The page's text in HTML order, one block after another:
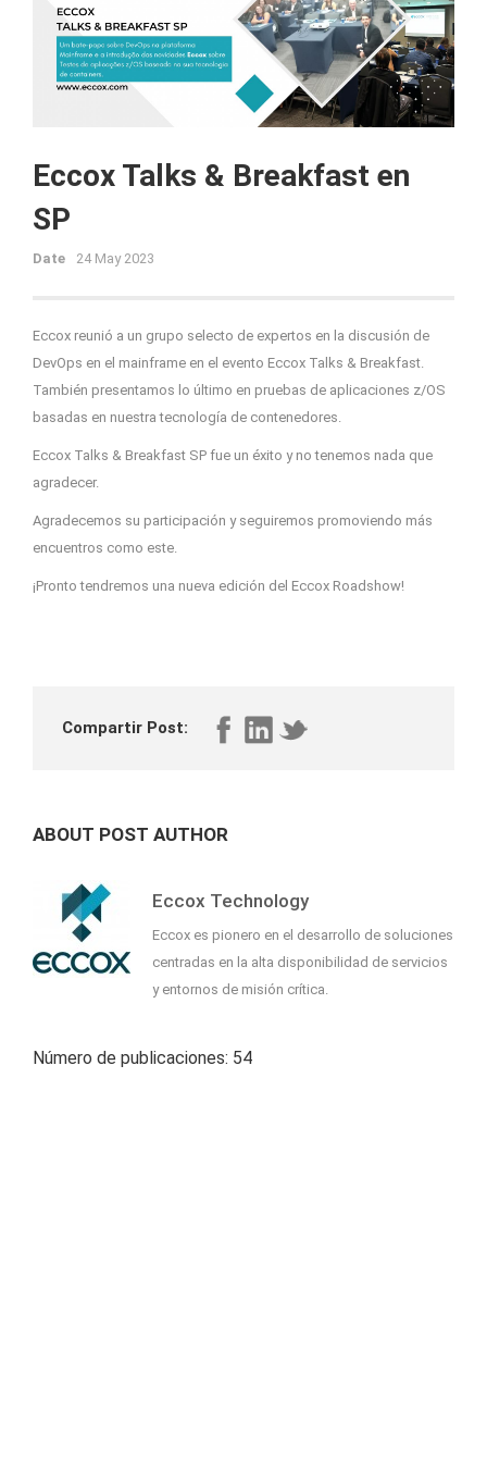
Eccox Talks & Breakfast en
SP
Date 24 May 2023
Eccox reunió a un grupo selecto de expertos en la discusión de
DevOps en el mainframe en el evento Eccox Talks & Breakfast.
También presentamos lo último en pruebas de aplicaciones z/OS
basadas en nuestra tecnología de contenedores.
Eccox Talks & Breakfast SP fue un éxito y no tenemos nada que
agradecer.
Agradecemos su participación y seguiremos promoviendo más
encuentros como este.
¡Pronto tendremos una nueva edición del Eccox Roadshow!
Compartir Post:
ABOUT POST AUTHOR
Eccox Technology
Eccox es pionero en el desarrollo de soluciones
centradas en la alta disponibilidad de servicios
y entornos de misión crítica.
Número de publicaciones: 54